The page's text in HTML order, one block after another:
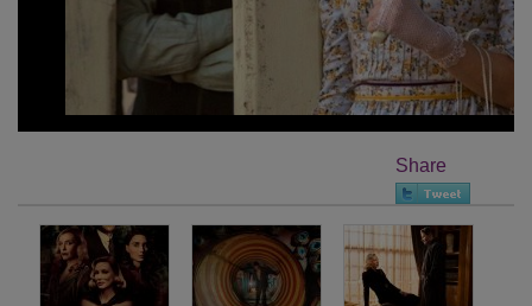
Share